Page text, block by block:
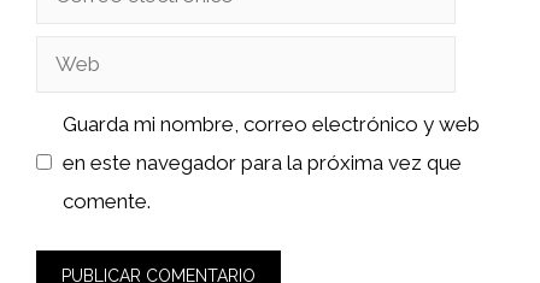
Web
Guarda mi nombre, correo electrónico y web
en este navegador para la próxima vez que
comente.